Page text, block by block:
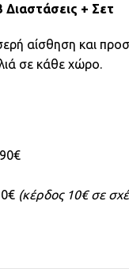
Διαστάσεις + Σετ
αίσθηση και
σε κάθε χώρο.
(κέρδος 10€ σε